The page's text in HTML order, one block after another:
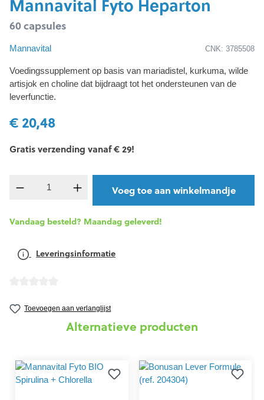
Mannavital Fyto Heparton
60 capsules
Mannavital CNK: 3785508
Voedingssupplement op basis van mariadistel, kurkuma, wilde
artisjok en choline dat bijdraagt tot het ondersteunen van de
leverfunctie.
€ 20,48
Gratis verzending vanaf € 29!
Producthoeveelheid: Voer de gewenste
Voeg toe aan winkelmandje
Vandaag besteld? Maandag geleverd!
Leveringsinformatie
Toevoegen aan verlanglijst
Alternatieve producten